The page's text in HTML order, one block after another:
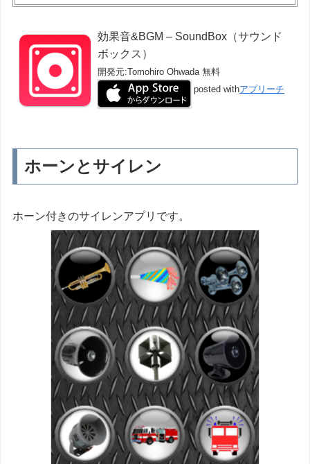
効果音&BGM – SoundBox（サウンド
ボックス）
開発元:Tomohiro Ohwada 無料
posted withアプリーチ
ホーンとサイレン
ホーン付きのサイレンアプリです。